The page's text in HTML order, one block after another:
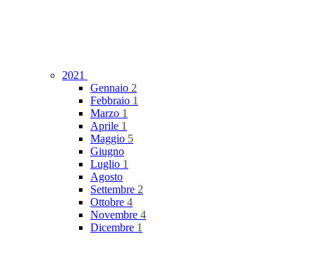
2021
Gennaio 2
Febbraio 1
Marzo 1
Aprile 1
Maggio 5
Giugno
Luglio 1
Agosto
Settembre 2
Ottobre 4
Novembre 4
Dicembre 1